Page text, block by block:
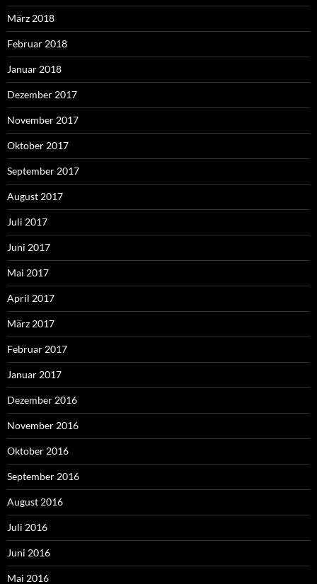
März 2018
Februar 2018
Januar 2018
Dezember 2017
November 2017
Oktober 2017
September 2017
August 2017
Juli 2017
Juni 2017
Mai 2017
April 2017
März 2017
Februar 2017
Januar 2017
Dezember 2016
November 2016
Oktober 2016
September 2016
August 2016
Juli 2016
Juni 2016
Mai 2016